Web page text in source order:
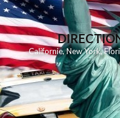
Californie,New York,